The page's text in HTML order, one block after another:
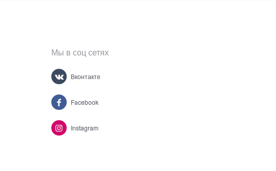
Мы в соц сетях
Вконтакте
Facebook
Instagram